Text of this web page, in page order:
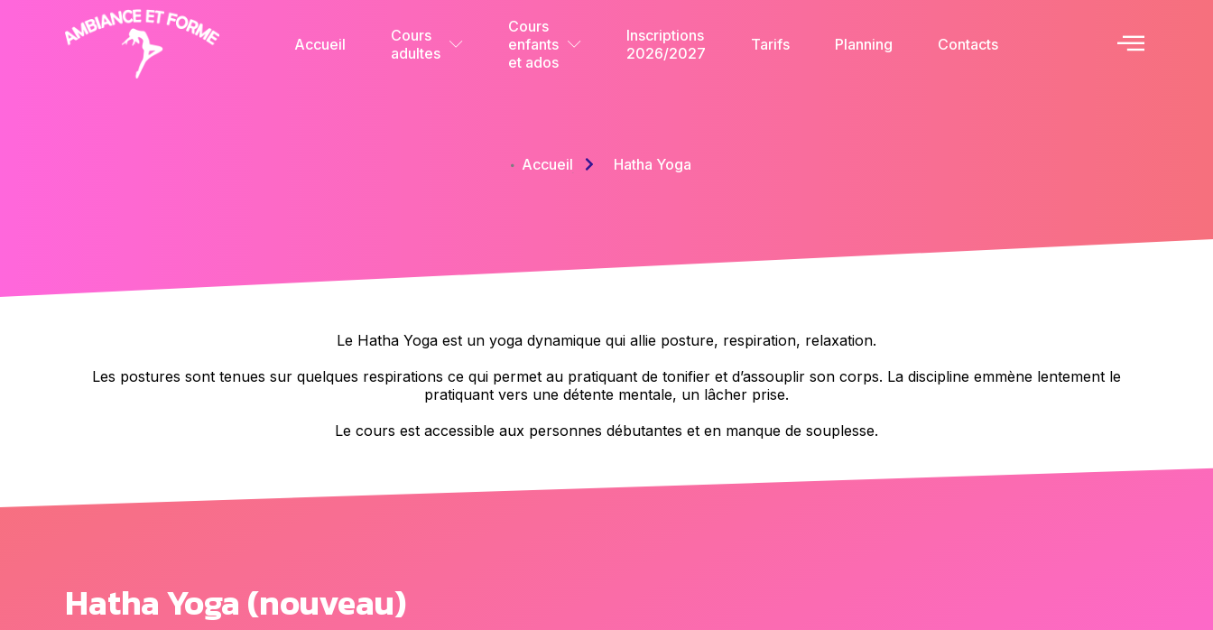
Accueil
Cours
adultes
Cours
enfants
et ados
Inscriptions
2026/2027
Tarifs Planning Contacts
Accueil Hatha Yoga
Le Hatha Yoga est un yoga dynamique qui allie posture, respiration, relaxation.
Les postures sont tenues sur quelques respirations ce qui permet au pratiquant de tonifier et d’assouplir son corps. La discipline emmène lentement le
pratiquant vers une détente mentale, un lâcher prise.
Le cours est accessible aux personnes débutantes et en manque de souplesse.
Hatha Yoga (nouveau)